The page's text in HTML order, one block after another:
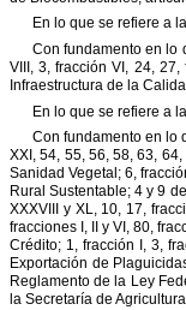
En lo que se refiere a la
Con fundamento en lo
VIII, 3, fracción VI, 24, 27,
Infraestructura de la
En lo que se refiere a la
Con fundamento en lo
XXI, 54, 55, 56, 58, 63, 64,
Sanidad Vegetal; 6,
Rural Sustentable; 4 y 9 de
XXXVIII
y XL, 10, 17,
fracciones I, y VI, 80,
Crédito; 1, fracción I, 3,
Exportación de
Reglamento de la Ley
la Secretaría de Agricultura